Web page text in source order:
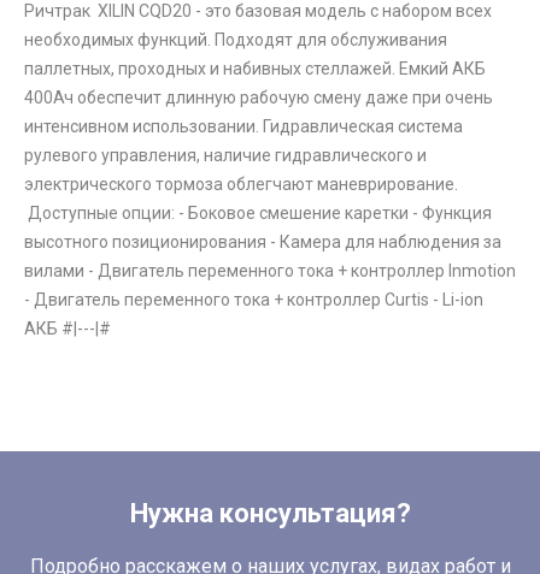
Ричтрак XILIN CQD20 - это базовая модель с набором всех
необходимых функций. Подходят для обслуживания
паллетных, проходных и набивных стеллажей. Емкий АКБ
400Ач обеспечит длинную рабочую смену даже при очень
интенсивном использовании. Гидравлическая система
рулевого управления, наличие гидравлического и
электрического тормоза облегчают маневрирование.
Доступные опции: - Боковое смешение каретки - Функция
высотного позиционирования - Камера для наблюдения за
вилами - Двигатель переменного тока + контроллер Inmotion
- Двигатель переменного тока + контроллер Curtis - Li-ion
АКБ #|---|#
Нужна консультация?
Подробно расскажем о наших услугах, видах работ и